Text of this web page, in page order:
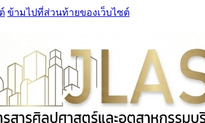
ข้ามไปที่ส่วนท้ายของเว็บไซต์